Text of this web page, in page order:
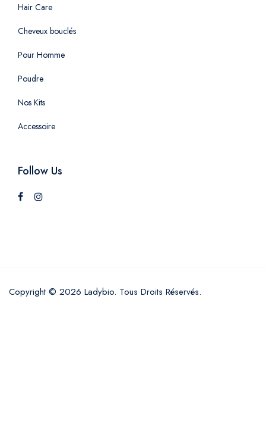
Hair Care
Cheveux bouclés
Pour Homme
Poudre
Nos Kits
Accessoire
Follow Us
Copyright © 2026 Ladybio. Tous Droits Réservés.